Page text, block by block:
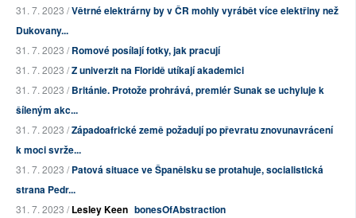
31. 7. 2023 /Větrné elektrárny by v ČR mohly vyrábět více elektřiny než
Dukovany...
31. 7. 2023 /Romové posílají fotky, jak pracují
31. 7. 2023 /Z univerzit na Floridě utíkají akademici
31. 7. 2023 /Británie. Protože prohrává, premiér Sunak se uchyluje k
šíleným akc...
31. 7. 2023 /Západoafrické země požadují po převratu znovunavrácení
k moci svrže...
31. 7. 2023 /Patová situace ve Španělsku se protahuje, socialistická
strana Pedr...
31. 7. 2023 /Lesley Keen bonesOfAbstraction